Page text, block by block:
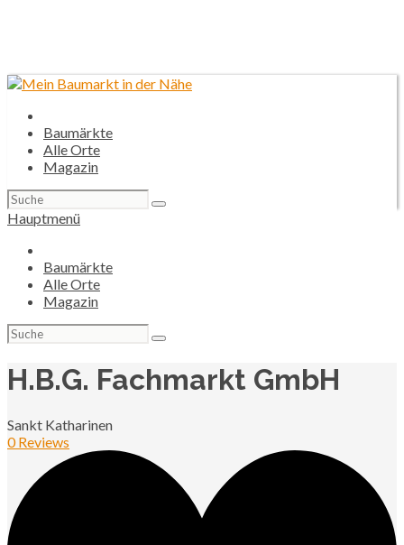
Baumärkte
Alle Orte
Magazin
Suchen
nach:
Hauptmenü
Baumärkte
Alle Orte
Magazin
Suchen
nach:
H.B.G. Fachmarkt GmbH
Sankt Katharinen
0 Reviews